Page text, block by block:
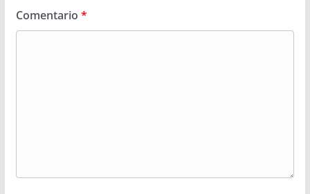
Comentario *